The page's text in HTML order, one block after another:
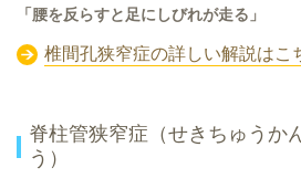
「腰を反らすと足にしびれが走る」
椎間孔狭窄症の詳しい解説はこ
脊柱管狭窄症（せきちゅうか
う）